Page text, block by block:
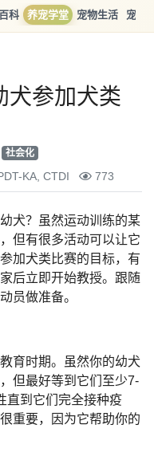
科 养宠学堂 宠物生活 宠物
犬参加犬类
社会化
KA, CTDI 773
犬？虽然运动训练的某
但有很多活动可以让它
加犬类比赛的目标，有
后立即开始教授。跟随
员做准备。
育时期。虽然你的幼犬
但最好等到它们至少7-
直到它们完全接种疫
重要，因为它帮助你的